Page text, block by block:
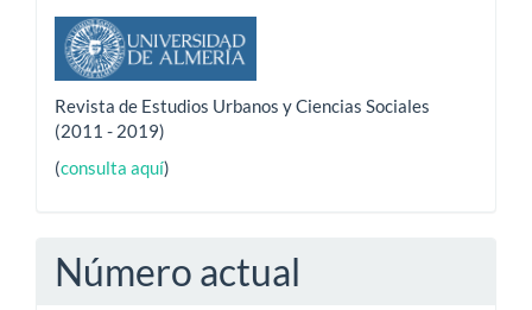
Revista de Estudios Urbanos y Ciencias Sociales
(2011 - 2019)
(consulta aquí)
Número actual